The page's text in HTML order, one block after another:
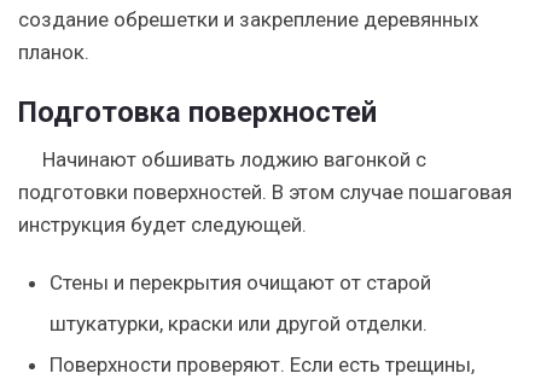
создание обрешетки и закрепление деревянных
планок.
Подготовка поверхностей
Начинают обшивать лоджию вагонкой с
подготовки поверхностей. В этом случае пошаговая
инструкция будет следующей.
Стены и перекрытия очищают от старой
штукатурки, краски или другой отделки.
Поверхности проверяют. Если есть трещины,